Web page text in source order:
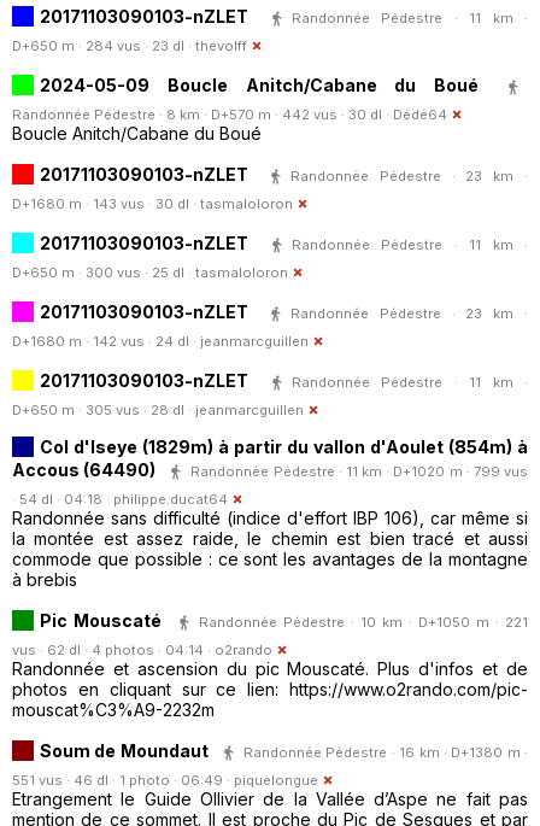
20171103090103-nZLET
Randonnée Pédestre · 11 km ·
D+650 m · 284 vus · 23 dl · thevolff
2024-05-09 Boucle Anitch/Cabane du Boué
Randonnée Pédestre · 8 km · D+570 m · 442 vus · 30 dl · Dédé64
Boucle Anitch/Cabane du Boué
20171103090103-nZLET
Randonnée Pédestre · 23 km ·
D+1680 m · 143 vus · 30 dl · tasmaloloron
20171103090103-nZLET
Randonnée Pédestre · 11 km ·
D+650 m · 300 vus · 25 dl · tasmaloloron
20171103090103-nZLET
Randonnée Pédestre · 23 km ·
D+1680 m · 142 vus · 24 dl · jeanmarcguillen
20171103090103-nZLET
Randonnée Pédestre · 11 km ·
D+650 m · 305 vus · 28 dl · jeanmarcguillen
Col d'Iseye (1829m) à partir du vallon d'Aoulet (854m) à
Accous (64490)
Randonnée Pédestre · 11 km · D+1020 m · 799 vus
· 54 dl · 04:18 · philippe.ducat64
Randonnée sans difficulté (indice d'effort IBP 106), car même si
la montée est assez raide, le chemin est bien tracé et aussi
commode que possible : ce sont les avantages de la montagne
à brebis
Pic Mouscaté
Randonnée Pédestre · 10 km · D+1050 m · 221
vus · 62 dl · 4 photos · 04:14 · o2rando
Randonnée et ascension du pic Mouscaté. Plus d'infos et de
photos en cliquant sur ce lien: https://www.o2rando.com/pic-
mouscat%C3%A9-2232m
Soum de Moundaut
Randonnée Pédestre · 16 km · D+1380 m ·
551 vus · 46 dl · 1 photo · 06:49 · piquelongue
Etrangement le Guide Ollivier de la Vallée d’Aspe ne fait pas
mention de ce sommet. Il est proche du Pic de Sesques et par